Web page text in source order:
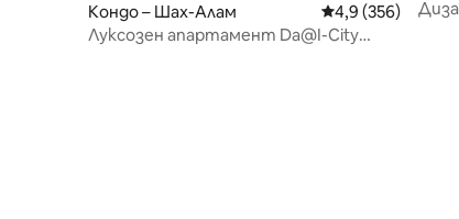
Кондо – Шах-Алам Средна оценка:
4,9 (356)
Луксозен апартамент Da@I-City